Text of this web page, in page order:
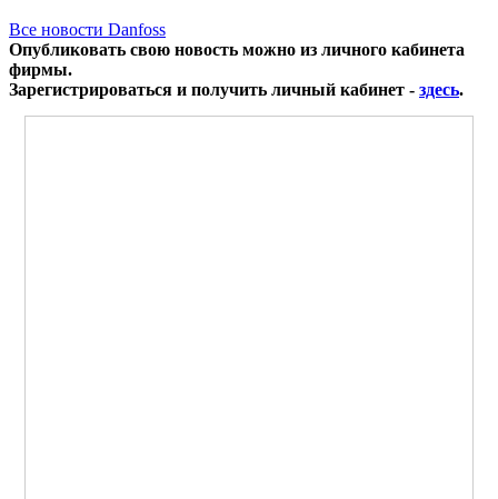
Все новости Danfoss
Опубликовать свою новость можно из личного кабинета
фирмы.
Зарегистрироваться и получить личный кабинет - здесь.